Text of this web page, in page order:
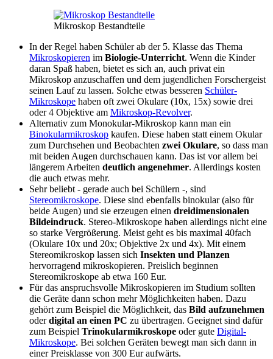
Mikroskop Bestandteile
In der Regel haben Schüler ab der 5. Klasse das Thema
Mikroskopieren im Biologie-Unterricht. Wenn die Kinder
daran Spaß haben, bietet es sich an, auch privat ein
Mikroskop anzuschaffen und dem jugendlichen Forschergeist
seinen Lauf zu lassen. Solche etwas besseren Schüler-
Mikroskope haben oft zwei Okulare (10x, 15x) sowie drei
oder 4 Objektive am Mikroskop-Revolver.
Alternativ zum Monokular-Mikroskop kann man ein
Binokularmikroskop kaufen. Diese haben statt einem Okular
zum Durchsehen und Beobachten zwei Okulare, so dass man
mit beiden Augen durchschauen kann. Das ist vor allem bei
längerem Arbeiten deutlich angenehmer. Allerdings kosten
die auch etwas mehr.
Sehr beliebt - gerade auch bei Schülern -, sind
Stereomikroskope. Diese sind ebenfalls binokular (also für
beide Augen) und sie erzeugen einen dreidimensionalen
Bildeindruck. Stereo-Mikroskope haben allerdings nicht eine
so starke Vergrößerung. Meist geht es bis maximal 40fach
(Okulare 10x und 20x; Objektive 2x und 4x). Mit einem
Stereomikroskop lassen sich Insekten und Planzen
hervorragend mikroskopieren. Preislich beginnen
Stereomikroskope ab etwa 160 Eur.
Für das anspruchsvolle Mikroskopieren im Studium sollten
die Geräte dann schon mehr Möglichkeiten haben. Dazu
gehört zum Beispiel die Möglichkeit, das Bild aufzunehmen
oderdigital an einen PC zu übertragen. Geeignet sind dafür
zum Beispiel Trinokularmikroskope oder gute Digital-
Mikroskope. Bei solchen Geräten bewegt man sich dann in
einer Preisklasse von 300 Eur aufwärts.